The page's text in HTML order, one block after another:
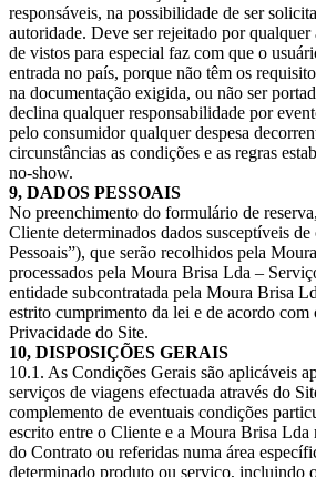
responsáveis, na possibilidade de ser
autoridade. Deve ser rejeitado por qualquer
de vistos para especial faz com que o
entrada no país, porque não têm os
na documentação exigida, ou não ser
declina qualquer responsabilidade por
pelo consumidor qualquer despesa
circunstâncias as condições e as regras
no-show.
9, DADOS PESSOAIS
No preenchimento do formulário de
Cliente determinados dados susceptíveis
Pessoais”), que serão recolhidos pela
processados pela Moura Brisa Lda –
entidade subcontratada pela Moura Brisa
estrito cumprimento da lei e de acordo
Privacidade do Site.
10, DISPOSIÇÕES GERAIS
10.1. As Condições Gerais são aplicáveis
serviços de viagens efectuada através do
complemento de eventuais condições
escrito entre o Cliente e a Moura Brisa Lda
do Contrato ou referidas numa área
determinado produto ou serviço, incluindo